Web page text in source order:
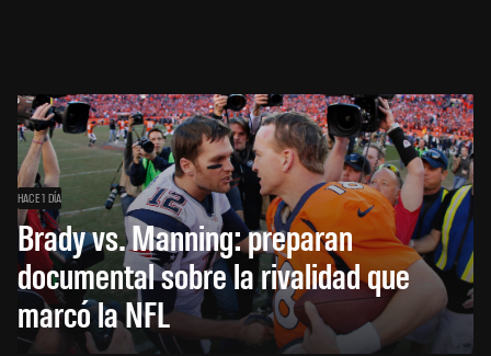
HACE 1 DÍA
Brady vs. Manning: preparan
documental sobre la rivalidad que
marcó la NFL